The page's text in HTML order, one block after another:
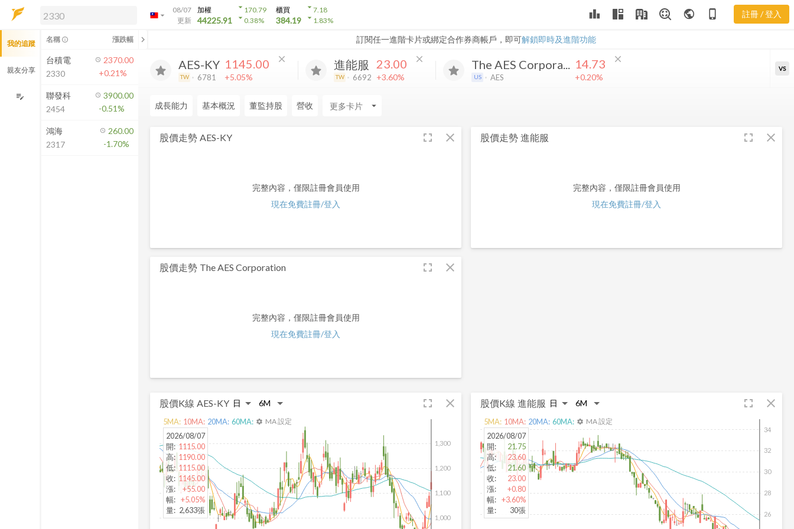
arrow_drop_down
08/07
更新
加權
44225.91
arrow_drop_down170.79
arrow_drop_down0.38%
櫃買
384.19
arrow_drop_down7.18
arrow_drop_down1.83% leaderboard public phone_iphone 註冊 / 登入
訂閱任一進階卡片或綁定合作券商帳戶，即可解鎖即時及進階功能
解鎖即時行情及進階功能
方案」，即可解鎖以下功能：
即時行情
即時市況與排行
成交金額熱力圖
前往方案訂閱
如何綁定合作券商
AES 股價走勢
AES-KY
TW 6781
1145.00
+5.05%
close 進能服
TW 6692
23.00
+3.60%
close The AES Corpora...
US AES
14.73
+0.20%
close
VS
成長能力 基本概況 董監持股 營收 arrow_drop_down
股價走勢 AES-KY fullscreen close
完整內容，僅限註冊會員使用
現在免費註冊/登入
股價走勢 進能服 fullscreen close
完整內容，僅限註冊會員使用
現在免費註冊/登入
股價走勢 The AES Corporation fullscreen close
完整內容，僅限註冊會員使用
現在免費註冊/登入
股價K線 AES-KY fullscreen close
1,000
1,100
1,200
1,300
2026/08/07
開: 1115.00
高: 1190.00
低: 1115.00
收: 1145.00
漲:
+55.00
幅: +5.05%
量: 2,633張
5MA: 10MA: 20MA: 60MA: settings MA 設定
股價K線 進能服 fullscreen close
26
28
30
32
34
2026/08/07
開:
21.75
高:
23.60
低:
21.60
收:
23.00
漲:
+0.80
幅: +3.60%
量: 30張
5MA: 10MA: 20MA: 60MA: settings MA 設定
我的追蹤
親友分享
edit_note
名稱 info_outline 漲跌幅 chevron_left
台積電
2330
2370.00
+0.21%
聯發科
2454
3900.00
-0.51%
鴻海
2317
260.00
-1.70%